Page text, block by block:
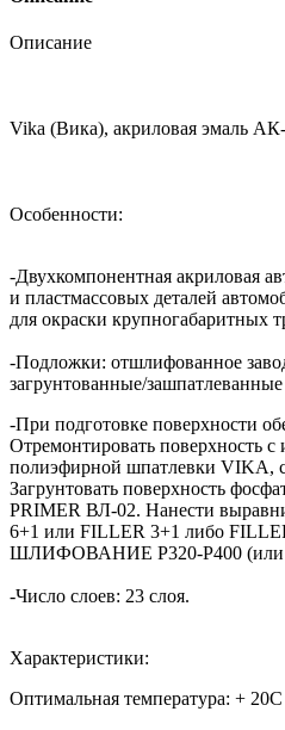
Описание
Vika (Вика), акриловая эмаль
Особенности:
-Двухкомпонентная акриловая
и пластмассовых деталей
для окраски крупногабаритных
-Подложки: отшлифованное
загрунтованные/
-При подготовке поверхности
Отремонтировать поверхность с
полиэфирной шпатлевки VIKA,
Загрунтовать поверхность
PRIMER ВЛ-02. Нанести
6+1 или FILLER 3+1 либо
ШЛИФОВАНИЕ P320-P400 (или
-Число слоев: 23 слоя.
Характеристики:
Оптимальная температура: + 20С